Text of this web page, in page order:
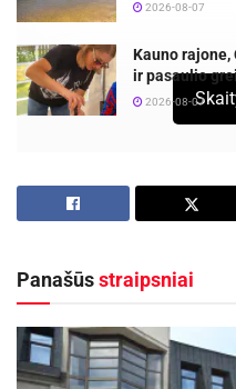
2026-08-07
Kauno rajone,
ir pasaulio
2026-08-07
osios pozicijos turnyro
čempionui „Kauno Žalgiriui“.
Panevėžiečiai 4-ąją
varžovų kontratakos
Panašūsstraipsniai